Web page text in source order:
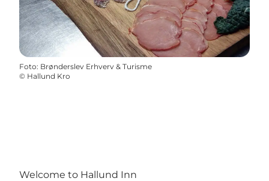
Foto: Brønderslev Erhverv & Turisme
© Hallund Kro
Welcome to Hallund Inn